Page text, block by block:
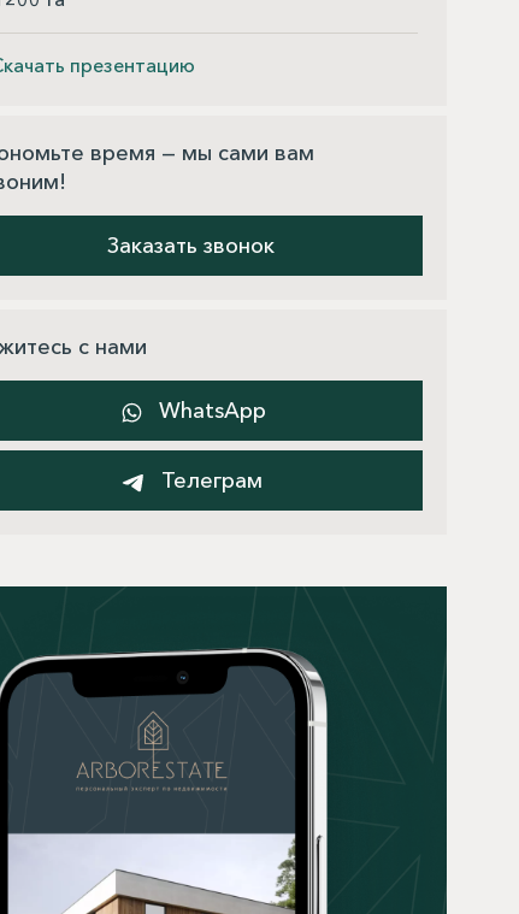
презентацию
время — мы сами вам
Заказать звонок
с нами
WhatsApp
Телеграм